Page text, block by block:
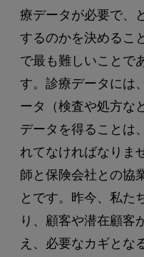
療データが必要で、
するのかを決めるこ
で最も難しいことで
す。診療データには
ータ（検査や処方な
データを得ることは
れてなければなりま
師と保険会社との協
とです。昨今、私た
り、顧客や潜在顧客
え、必要なカギとな